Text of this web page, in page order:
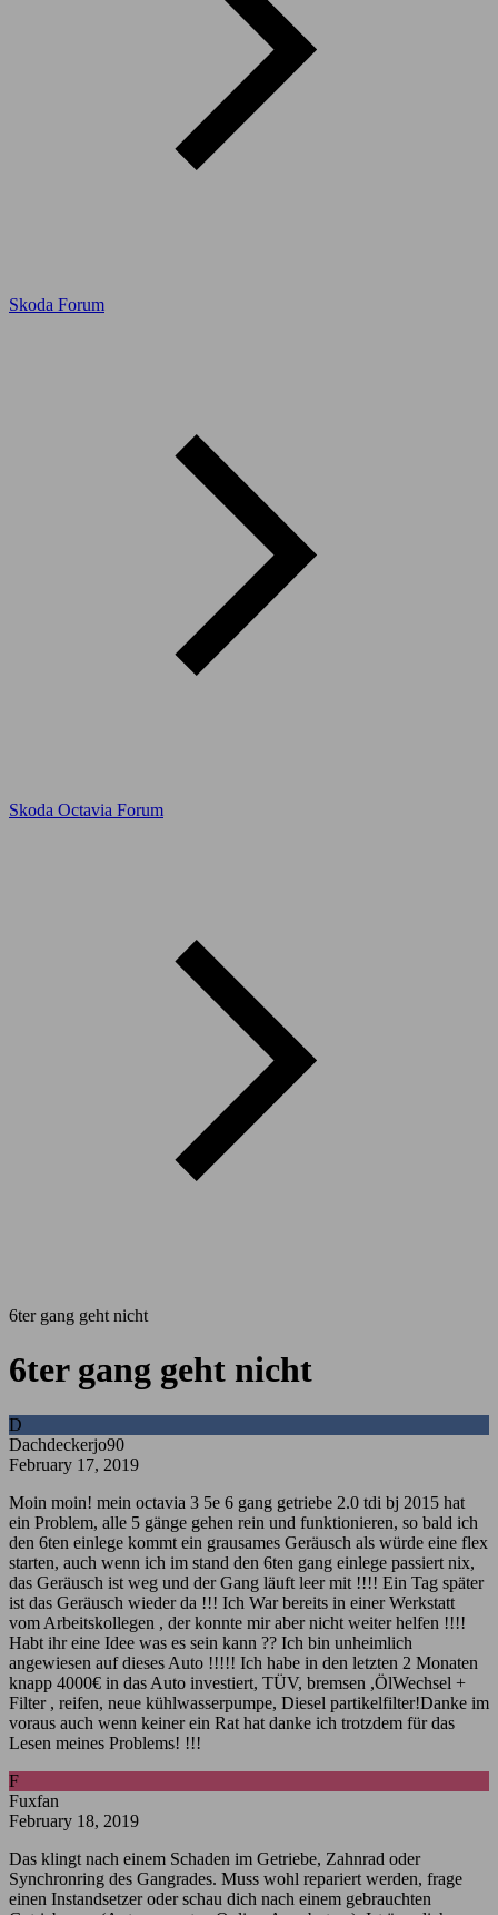
Skoda Forum
Skoda Octavia Forum
6ter gang geht nicht
6ter gang geht nicht
D
Dachdeckerjo90
February 17, 2019
Moin moin! mein octavia 3 5e 6 gang getriebe 2.0 tdi bj 2015 hat
ein Problem, alle 5 gänge gehen rein und funktionieren, so bald ich
den 6ten einlege kommt ein grausames Geräusch als würde eine flex
starten, auch wenn ich im stand den 6ten gang einlege passiert nix,
das Geräusch ist weg und der Gang läuft leer mit !!!! Ein Tag später
ist das Geräusch wieder da !!! Ich War bereits in einer Werkstatt
vom Arbeitskollegen , der konnte mir aber nicht weiter helfen !!!!
Habt ihr eine Idee was es sein kann ?? Ich bin unheimlich
angewiesen auf dieses Auto !!!!! Ich habe in den letzten 2 Monaten
knapp 4000€ in das Auto investiert, TÜV, bremsen ,ÖlWechsel +
Filter , reifen, neue kühlwasserpumpe, Diesel partikelfilter!Danke im
voraus auch wenn keiner ein Rat hat danke ich trotzdem für das
Lesen meines Problems! !!!
F
Fuxfan
February 18, 2019
Das klingt nach einem Schaden im Getriebe, Zahnrad oder
Synchronring des Gangrades. Muss wohl repariert werden, frage
einen Instandsetzer oder schau dich nach einem gebrauchten